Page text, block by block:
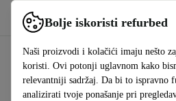
Bolje iskoristi refurbed
Naši proizvodi i kolačići imaju nešto
koristi. Ovi potonji uglavnom kako
relevantniji sadržaj. Da bi to ispravno
analizirati tvoje ponašanje pri
Koristi refurbed brzo i jednostavno